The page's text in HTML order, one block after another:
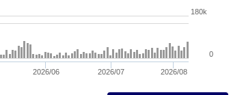
2026/06 2026/07 2026/08
180k
0